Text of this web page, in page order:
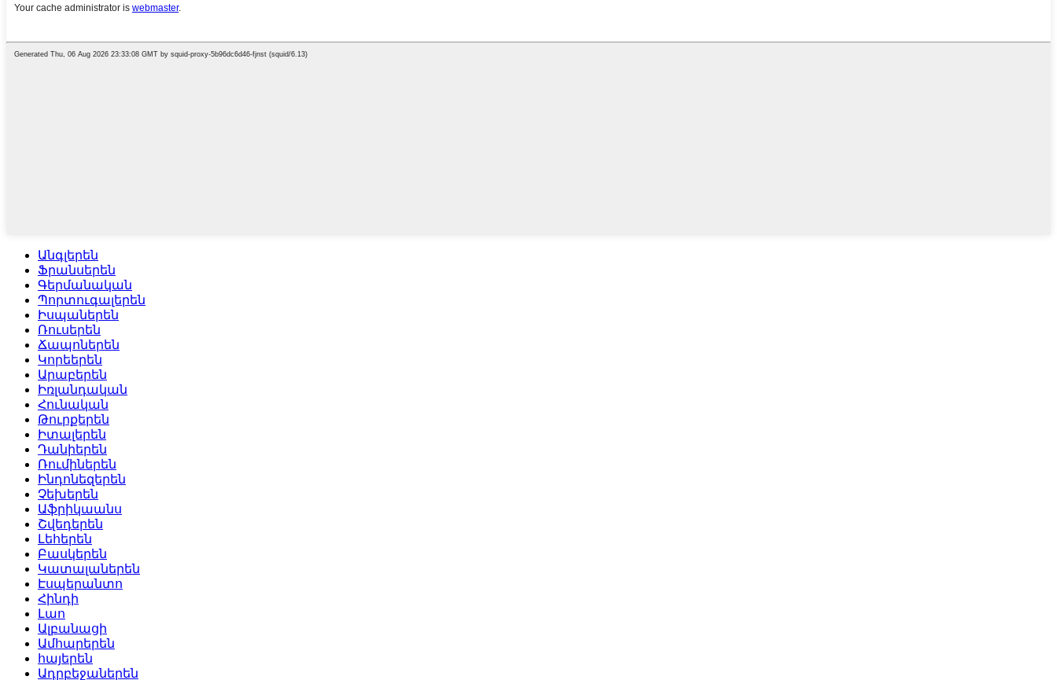
Անգլերեն
Ֆրանսերեն
Գերմանական
Պորտուգալերեն
Իսպաներեն
Ռուսերեն
Ճապոներեն
Կորեերեն
Արաբերեն
Իռլանդական
Հունական
Թուրքերեն
Իտալերեն
Դանիերեն
Ռումիներեն
Ինդոնեզերեն
Չեխերեն
Աֆրիկաանս
Շվեդերեն
Լեհերեն
Բասկերեն
Կատալաներեն
Էսպերանտո
Հինդի
Լաո
Ալբանացի
Ամհարերեն
հայերեն
Ադրբեջաներեն